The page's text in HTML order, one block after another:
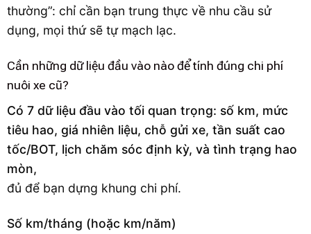
thường”: chỉ cần bạn trung thực về nhu cầu sử
dụng, mọi thứ sẽ tự mạch lạc.
Cần những dữ liệu đầu vào nào để tính đúng chi phí
nuôi xe cũ?
Có 7 dữ liệu đầu vào tối quan trọng: số km, mức
tiêu hao, giá nhiên liệu, chỗ gửi xe, tần suất cao
tốc/BOT, lịch chăm sóc định kỳ, và tình trạng hao
mòn,
đủ để bạn dựng khung chi phí.
Số km/tháng (hoặc km/năm)